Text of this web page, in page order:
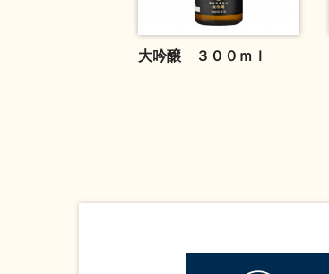
大吟醸 ３００ｍｌ